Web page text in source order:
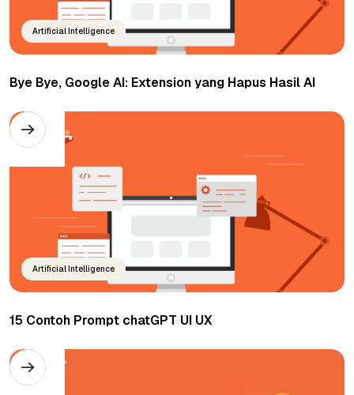
Artificial Intelligence
Bye Bye, Google AI: Extension yang Hapus Hasil AI
Artificial Intelligence
15 Contoh Prompt chatGPT UI UX